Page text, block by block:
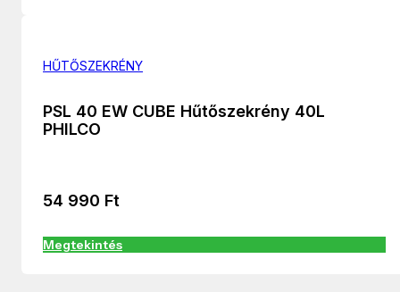
HŰTŐSZEKRÉNY
PSL 40 EW CUBE Hűtőszekrény 40L
PHILCO
54 990 Ft
Megtekintés